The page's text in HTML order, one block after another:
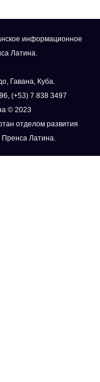
информационное
Латина.
Гавана, Куба.
(+53) 7 838 3497
© 2023
отделом развития
Пренса Латина.